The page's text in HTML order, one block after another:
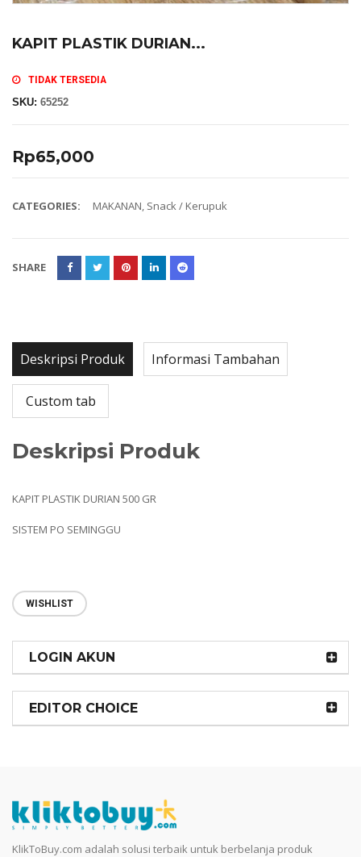
KAPIT PLASTIK DURIAN...
TIDAK TERSEDIA
SKU: 65252
Rp65,000
CATEGORIES: MAKANAN, Snack / Kerupuk
SHARE
Deskripsi Produk Informasi Tambahan
Custom tab
Deskripsi Produk
KAPIT PLASTIK DURIAN 500 GR
SISTEM PO SEMINGGU
WISHLIST
LOGIN AKUN
EDITOR CHOICE
KlikToBuy.com adalah solusi terbaik untuk berbelanja produk